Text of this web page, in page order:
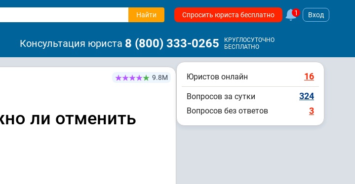
Найти Спросить юриста бесплатно 1 Вход
Консультация юриста 8 (800) 333-0265
КРУГЛОСУТОЧНО
БЕСПЛАТНО
9.8М
ли отменить
Юристов онлайн 16
Вопросов за сутки 324
Вопросов без ответов 3